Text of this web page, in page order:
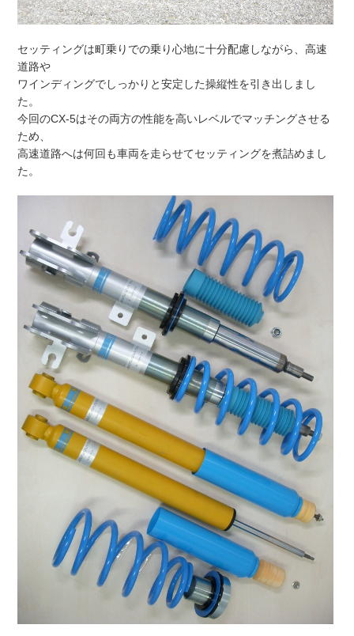
セッティングは町乗りでの乗り心地に十分配慮しながら、高速
道路や
ワインディングでしっかりと安定した操縦性を引き出しまし
た。
今回のCX-5はその両方の性能を高いレベルでマッチングさせる
ため、
高速道路へは何回も車両を走らせてセッティングを煮詰めまし
た。